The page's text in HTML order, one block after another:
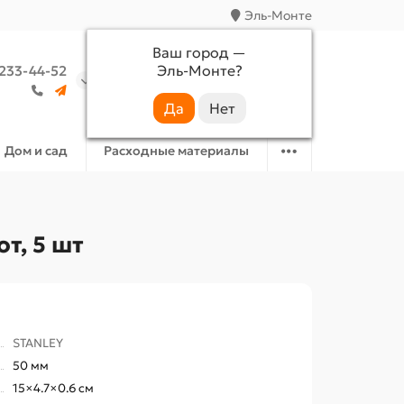
Эль-Монте
Ваш город —
Эль-Монте?
44-52
Аккаунт Избранное
Дом и сад Расходные материалы
5 шт
STANLEY
50 мм
15×4.7×0.6 см